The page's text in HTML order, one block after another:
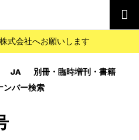
式会社へお願いします
JA
別冊・臨時増刊・書籍
ンバー検索